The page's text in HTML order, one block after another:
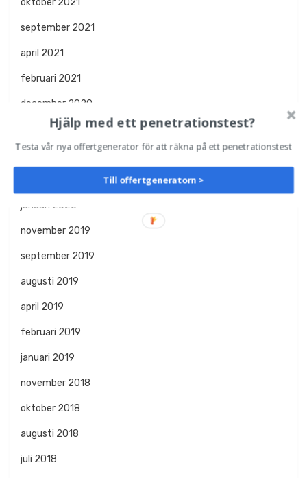
oktober 2021
september 2021
april 2021
februari 2021
december 2020
oktober 2020
augusti 2020
januari 2020
november 2019
september 2019
augusti 2019
april 2019
februari 2019
januari 2019
november 2018
oktober 2018
augusti 2018
juli 2018
Hjälp med ett penetrationstest?
Testa vår nya offertgenerator för att räkna på ett penetrationstest
Till offertgeneratorn >